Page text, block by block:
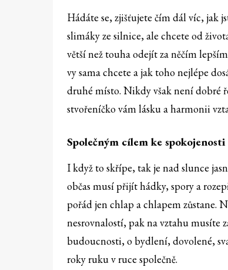
Hádáte se, zjišťujete čím dál víc, jak
slimáky ze silnice, ale chcete od
větší než touha odejít za něčím
vy sama chcete a jak toho nejlépe
druhé místo. Nikdy však není dobré
stvořeníčko vám lásku a harmonii
Společným cílem ke spokojenosti
I když to skřípe, tak je nad slunce
občas musí přijít hádky, spory a
pořád jen chlap a chlapem zůstane.
nesrovnalostí, pak na vztahu musíte
budoucnosti, o bydlení, dovolené,
roky ruku v ruce společně.